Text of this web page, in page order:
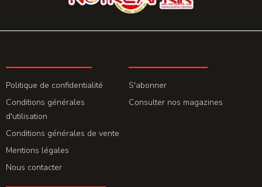
Politique de confidentialité
Conditions générales
d'utilisation
Conditions générales de vente
Mentions légales
Nous contacter
S'abonner
Consulter nos magazines